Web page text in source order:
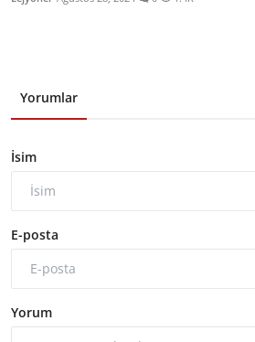
Yorumlar
İsim
E-posta
Yorum